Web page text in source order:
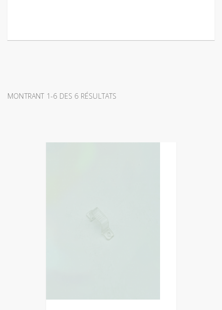
MONTRANT 1-6 DES 6 RÉSULTATS